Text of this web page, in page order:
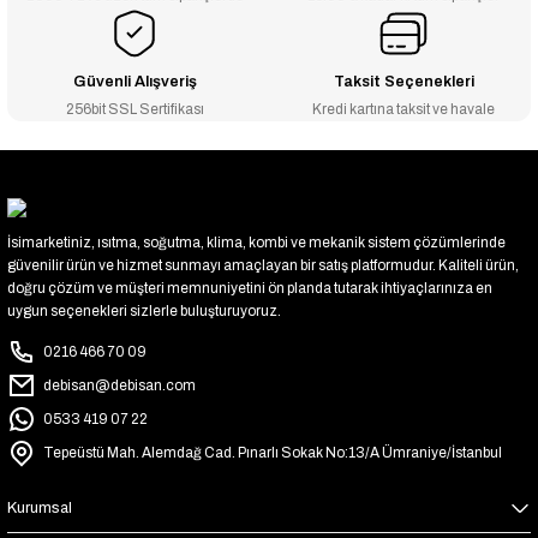
Güvenli Alışveriş
256bit SSL Sertifikası
Taksit Seçenekleri
Kredi kartına taksit ve havale
İsimarketiniz, ısıtma, soğutma, klima, kombi ve mekanik sistem çözümlerinde
güvenilir ürün ve hizmet sunmayı amaçlayan bir satış platformudur. Kaliteli ürün,
doğru çözüm ve müşteri memnuniyetini ön planda tutarak ihtiyaçlarınıza en
uygun seçenekleri sizlerle buluşturuyoruz.
0216 466 70 09
debisan@debisan.com
0533 419 07 22
Tepeüstü Mah. Alemdağ Cad. Pınarlı Sokak No:13/A Ümraniye/İstanbul
Kurumsal